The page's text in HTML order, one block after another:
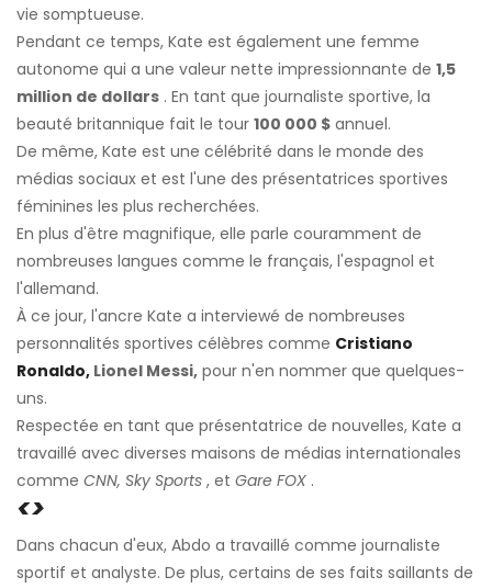
vie somptueuse.
Pendant ce temps, Kate est également une femme
autonome qui a une valeur nette impressionnante de 1,5
million de dollars . En tant que journaliste sportive, la
beauté britannique fait le tour 100 000 $ annuel.
De même, Kate est une célébrité dans le monde des
médias sociaux et est l'une des présentatrices sportives
féminines les plus recherchées.
En plus d'être magnifique, elle parle couramment de
nombreuses langues comme le français, l'espagnol et
l'allemand.
À ce jour, l'ancre Kate a interviewé de nombreuses
personnalités sportives célèbres comme Cristiano
Ronaldo, Lionel Messi, pour n'en nommer que quelques-
uns.
Respectée en tant que présentatrice de nouvelles, Kate a
travaillé avec diverses maisons de médias internationales
comme CNN, Sky Sports , et Gare FOX .
<>
Dans chacun d'eux, Abdo a travaillé comme journaliste
sportif et analyste. De plus, certains de ses faits saillants de